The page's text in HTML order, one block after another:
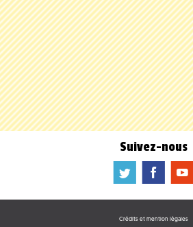
Suivez-nous
a b f
Crédits et mention légales